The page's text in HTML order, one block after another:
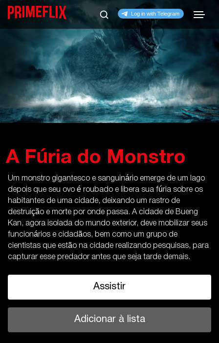
A Fúria do Monstro
Um monstro gigantesco e sanguinário emerge de um lago
depois que seu ovo é roubado e libera sua fúria sobre os
habitantes de uma cidade, deixando um rastro de
destruição e morte por onde passa. A cidade de Bueng
Kan, agora isolada do mundo exterior, deve mobilizar seus
funcionários e cidadãos, bem como um grupo de
cientistas que estão na cidade realizando pesquisas, para
capturar esse predador antes que seja tarde demais.
Assistir
Adicionar à lista